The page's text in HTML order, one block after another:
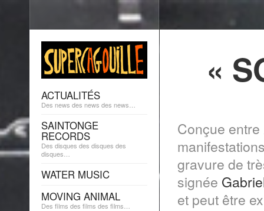
«
Conçue
gravure de
signée
et peut être
ACTUALITÉS
Des news des news des news…
SAINTONGE
RECORDS
Des disques des disques des
disques…
WATER MUSIC
MOVING ANIMAL
Des films des films des films…